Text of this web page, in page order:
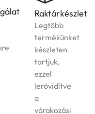
Házhozszállítás
Az
ország
egész
területére
vállaljuk
megrendelt
termékek
kiszállítását!